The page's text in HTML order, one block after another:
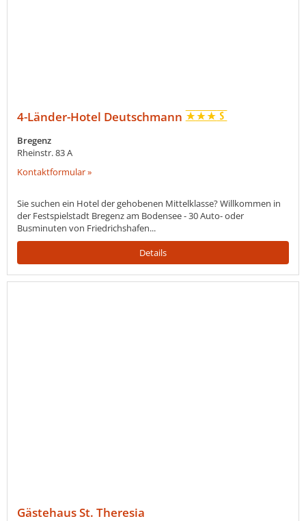
4-Länder-Hotel Deutschmann
Bregenz
Rheinstr. 83 A
Kontaktformular »
Sie suchen ein Hotel der gehobenen Mittelklasse? Willkommen in
der Festspielstadt Bregenz am Bodensee - 30 Auto- oder
Busminuten von Friedrichshafen...
Details
Gästehaus St. Theresia